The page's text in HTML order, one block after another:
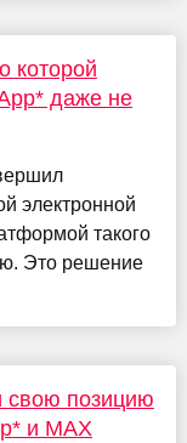
которой
даже не
электронной
такого
Это решение
свою позицию
и MAX